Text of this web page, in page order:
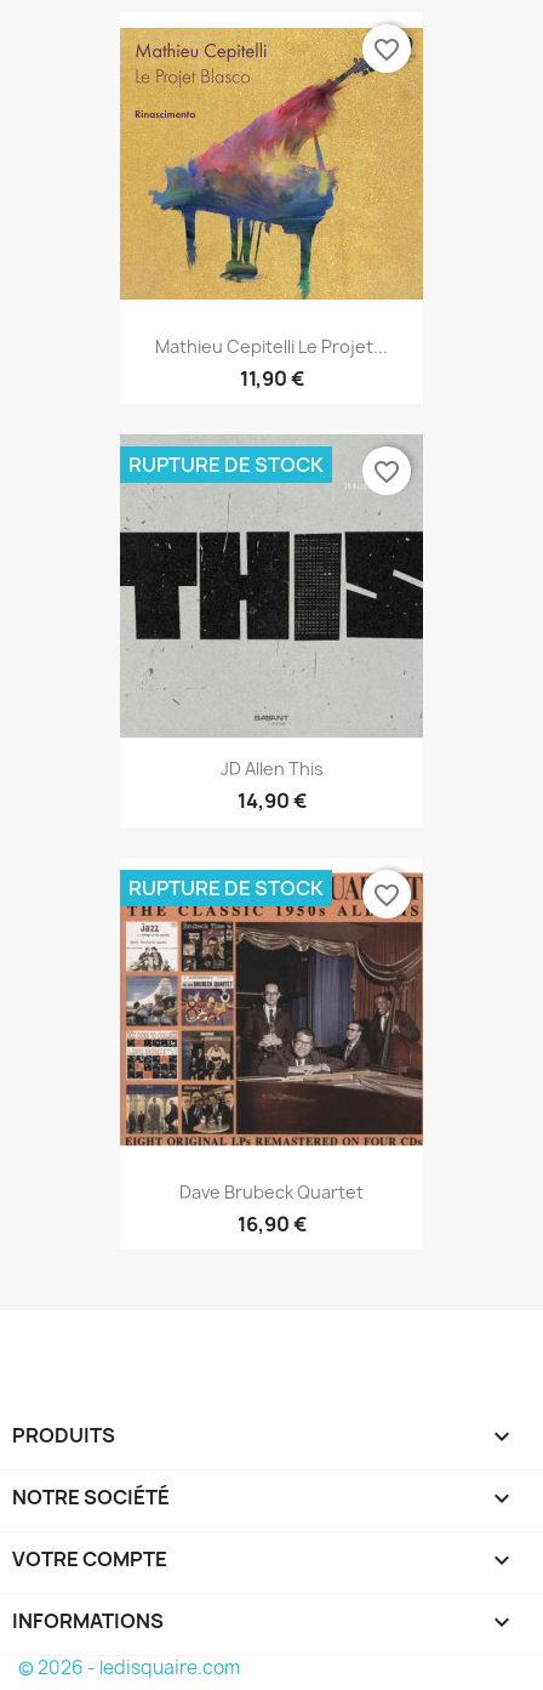
Mathieu Cepitelli Le Projet...
11,90 €
favorite_border
JD Allen This
14,90 €
RUPTURE DE STOCK favorite_border
Dave Brubeck Quartet
16,90 €
RUPTURE DE STOCK favorite_border
PRODUITS 
NOTRE SOCIÉTÉ 
VOTRE COMPTE 
INFORMATIONS keyboard_arrow_down
© 2026 - ledisquaire.com